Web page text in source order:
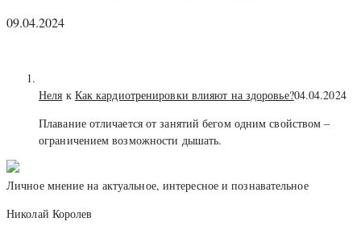
09.04.2024
Неля к Как кардиотренировки влияют на здоровье?04.04.2024
Плавание отличается от занятий бегом одним свойством –
ограничением возможности дышать.
Личное мнение на актуальное, интересное и познавательное
Николай Королев